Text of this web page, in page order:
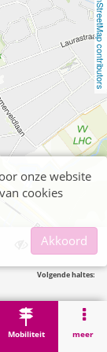
OpenStreetMap contributors
Mobiliteit meer
Volgende haltes:
onze website
cookies
Akkoord